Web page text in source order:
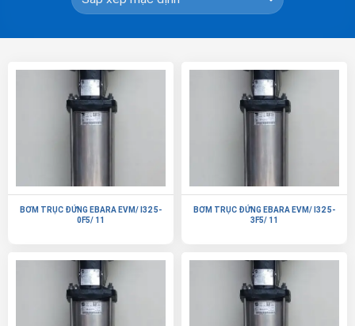
BƠM TRỤC ĐỨNG EBARA EVM/ I32 5-
0F5/ 11
BƠM TRỤC ĐỨNG EBARA EVM/ I32 5-
3F5/ 11